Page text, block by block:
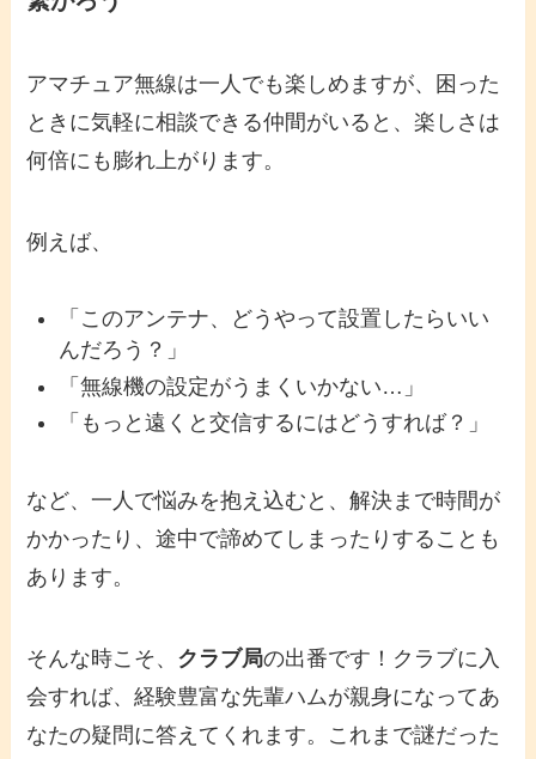
アマチュア無線は一人でも楽しめますが、困った
ときに気軽に相談できる仲間がいると、楽しさは
何倍にも膨れ上がります。
例えば、
「このアンテナ、どうやって設置したらいい
んだろう？」
「無線機の設定がうまくいかない…」
「もっと遠くと交信するにはどうすれば？」
など、一人で悩みを抱え込むと、解決まで時間が
かかったり、途中で諦めてしまったりすることも
あります。
そんな時こそ、 クラブ局の出番です！クラブに入
会すれば、経験豊富な先輩ハムが親身になってあ
なたの疑問に答えてくれます。これまで謎だった